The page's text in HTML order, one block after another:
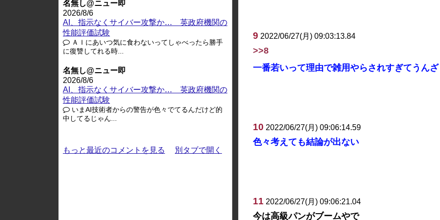
9 2022/06/27(月) 09:03:13.84
>>8
一番若いって理由で雑用やらされすぎてうん
10 2022/06/27(月) 09:06:14.59
色々考えても結論が出ない
11 2022/06/27(月) 09:06:21.04
今は高級パンがブームやで
名無し@ニュー即
2026/8/6
AI、指示なくサイバー攻撃か… 英政府機関の
性能評価試験
ＡＩにあいつ気に食わないってしゃべったら勝手
に復讐してれる時...
名無し@ニュー即
2026/8/6
AI、指示なくサイバー攻撃か… 英政府機関の
性能評価試験
いまAI技術者からの警告が色々でてるんだけど的
中してるじゃん...
もっと最近のコメントを見る 別タブで開く